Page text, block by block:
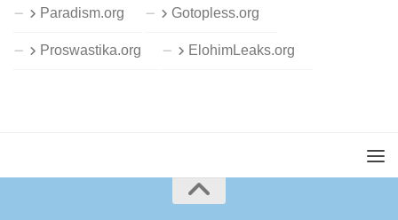
Paradism.org Gotopless.org
Proswastika.org ElohimLeaks.org